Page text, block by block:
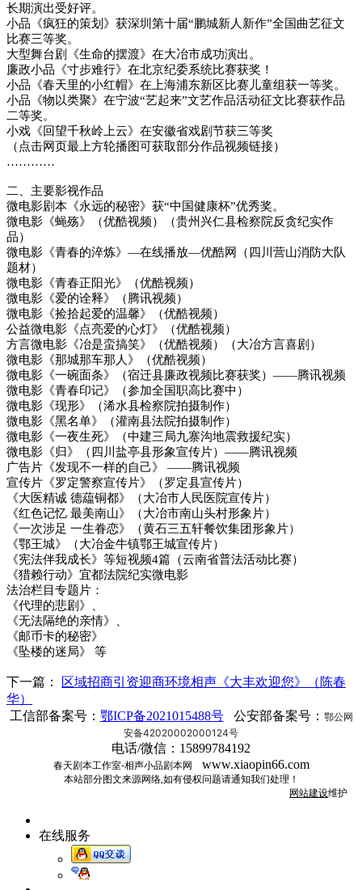
长期演出受好评。
小品《疯狂的策划》获深圳第十届“鹏城新人新作”全国曲艺征文
比赛三等奖。
大型舞台剧《生命的摆渡》在大冶市成功演出。
廉政小品《寸步难行》在北京纪委系统比赛获奖！
小品《春天里的小红帽》在上海浦东新区比赛儿童组获一等奖。
小品《物以类聚》在宁波“艺起来”文艺作品活动征文比赛获作品
二等奖。
小戏《回望千秋岭上云》在安徽省戏剧节获三等奖
（点击网页最上方轮播图可获取部分作品视频链接）
…………
二、主要影视作品
微电影剧本《永远的秘密》获“中国健康杯”优秀奖。
微电影《蝇殇》（优酷视频）（贵州兴仁县检察院反贪纪实作
品）
微电影《青春的淬炼》—在线播放—优酷网（四川营山消防大队
题材）
微电影《青春正阳光》（优酷视频）
微电影《爱的诠释》（腾讯视频）
微电影《捡拾起爱的温馨》（优酷视频）
公益微电影《点亮爱的心灯》（优酷视频）
方言微电影《冶是蛮搞笑》（优酷视频）（大冶方言喜剧）
微电影《那城那车那人》（优酷视频）
微电影《一碗面条》（宿迁县廉政视频比赛获奖）——腾讯视频
微电影《青春印记》（参加全国职高比赛中）
微电影《现形》（浠水县检察院拍摄制作）
微电影《黑名单》（灌南县法院拍摄制作）
微电影《一夜生死》（中建三局九寨沟地震救援纪实）
微电影《归》（四川盐亭县形象宣传片）——腾讯视频
广告片《发现不一样的自己》 ——腾讯视频
宣传片《罗定警察宣传片》（罗定县宣传片）
《大医精诚 德藴铜都》（大冶市人民医院宣传片）
《红色记忆 最美南山》（大冶市南山头村形象片）
《一次涉足 一生眷恋》（黄石三五轩餐饮集团形象片）
《鄂王城》（大冶金牛镇鄂王城宣传片）
《宪法伴我成长》等短视频4篇（云南省普法活动比赛）
《猎赖行动》宜都法院纪实微电影
法治栏目专题片：
《代理的悲剧》、
《无法隔绝的亲情》、
《邮币卡的秘密》
《坠楼的迷局》 等
下一篇：
区域招商引资迎商环境相声《大丰欢迎您》（陈春
华）
工信部备案号： 鄂ICP备2021015488号公安部备案号： 鄂公网
安备42020002000124号
电话/微信：15899784192
春天剧本工作室-相声小品剧本网 www.xiaopin66.com
本站部分图文来源网络,如有侵权问题请通知我们处理！
网站建设维护
在线服务